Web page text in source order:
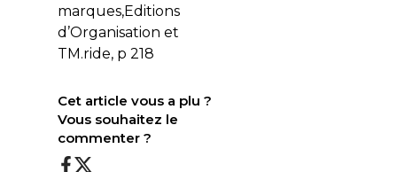
marques,Editions
d’Organisation et
TM.ride, p 218
Cet article vous a plu ?
Vous souhaitez le
commenter ?